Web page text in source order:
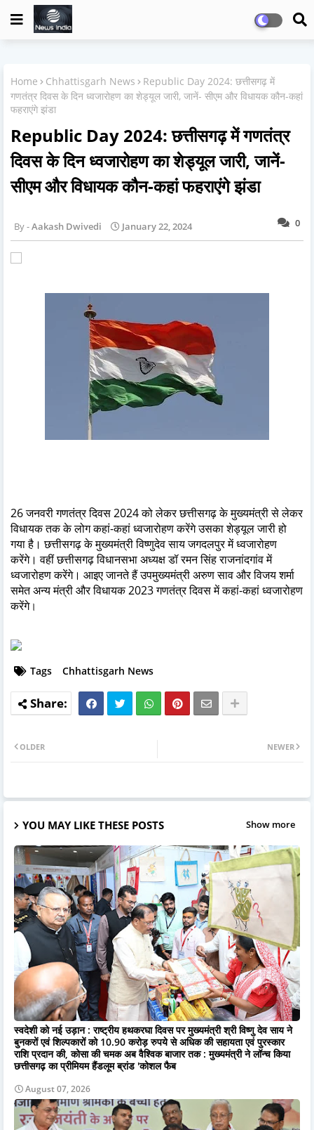
Home Chhattisgarh News
Republic Day 2024: छत्तीसगढ़ में
गणतंत्र दिवस के दिन ध्वजारोहण का शेड्यूल जारी, जानें- सीएम और विधायक कौन-कहां
फहराएंगे झंडा
Republic Day 2024: छत्तीसगढ़ में गणतंत्र
दिवस के दिन ध्वजारोहण का शेड्यूल जारी, जानें-
सीएम और विधायक कौन-कहां फहराएंगे झंडा
0
Aakash Dwivedi January 22, 2024
26 जनवरी गणतंत्र दिवस 2024 को लेकर छत्तीसगढ़ के मुख्यमंत्री से लेकर
विधायक तक के लोग कहां-कहां ध्वजारोहण करेंगे उसका शेड्यूल जारी हो
गया है। छत्तीसगढ़ के मुख्यमंत्री विष्णुदेव साय जगदलपुर में ध्वजारोहण
करेंगे। वहीं छत्तीसगढ़ विधानसभा अध्यक्ष डॉ रमन सिंह राजनांदगांव में
ध्वजारोहण करेंगे। आइए जानते हैं उपमुख्यमंत्री अरुण साव और विजय शर्मा
समेत अन्य मंत्री और विधायक 2023 गणतंत्र दिवस में कहां-कहां ध्वजारोहण
करेंगे।
Tags Chhattisgarh News
NEWER
OLDER
YOU MAY LIKE THESE POSTS Show more
स्वदेशी को नई उड़ान : राष्ट्रीय हथकरघा दिवस पर मुख्यमंत्री श्री विष्णु देव साय ने
बुनकरों एवं शिल्पकारों को 10.90 करोड़ रुपये से अधिक की सहायता एवं पुरस्कार
राशि प्रदान की, कोसा की चमक अब वैश्विक बाजार तक : मुख्यमंत्री ने लॉन्च किया
छत्तीसगढ़ का प्रीमियम हैंडलूम ब्रांड 'कोशल फैब
August 07, 2026